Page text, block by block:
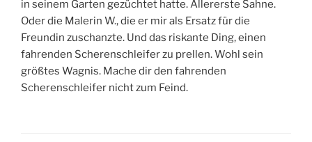
in seinem Garten gezüchtet hatte. Allererste Sahne.
Oder die Malerin W., die er mir als Ersatz für die
Freundin zuschanzte. Und das riskante Ding, einen
fahrenden Scherenschleifer zu prellen. Wohl sein
größtes Wagnis. Mache dir den fahrenden
Scherenschleifer nicht zum Feind.